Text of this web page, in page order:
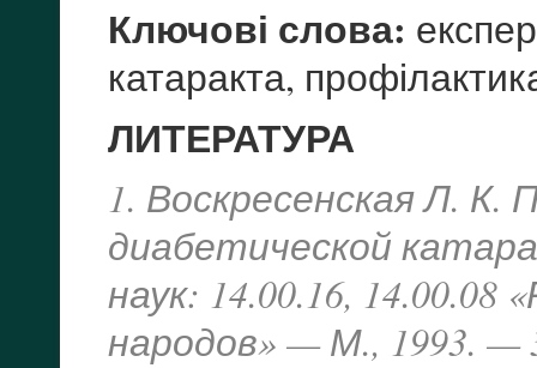
Ключові слова:
катаракта,
ЛИТЕРАТУРА
1. Воскресенская Л. К.
диабетической
наук: 14.00.16,
народов» — М., 1993. —